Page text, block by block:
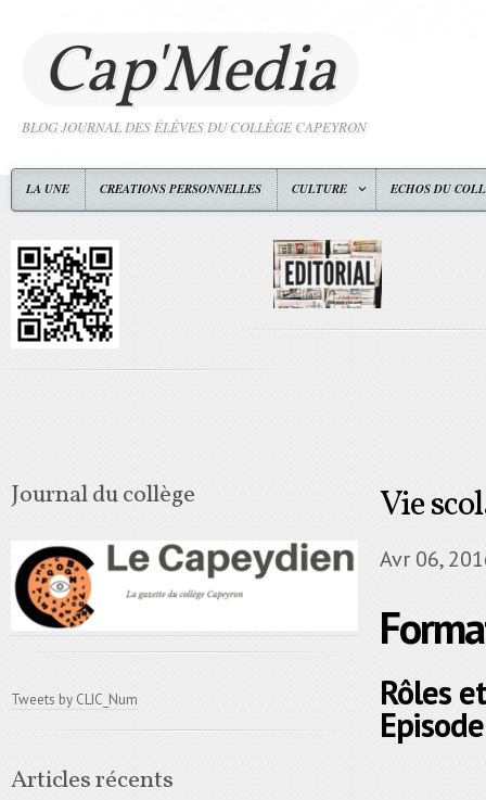
Cap'Media
BLOG JOURNAL DES ÉLÈVES DU COLLÈGE CAPEYRON
LA UNE CREATIONS PERSONNELLES CULTURE ECHOS DU
Vie
Avr 06,
Rôles
Journal du collège
Tweets by CLIC_Num
Articles récents